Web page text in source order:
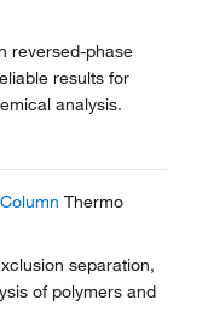
reversed-phase
results for
analysis.
Thermo
separation,
of polymers and